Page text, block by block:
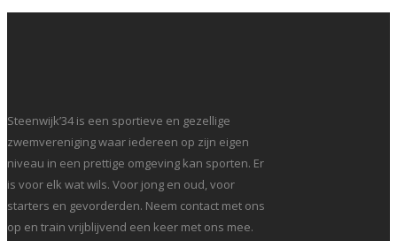
Steenwijk’34 is een sportieve en gezellige
zwemvereniging waar iedereen op zijn eigen
niveau in een prettige omgeving kan sporten. Er
is voor elk wat wils. Voor jong en oud, voor
starters en gevorderden. Neem contact met ons
op en train vrijblijvend een keer met ons mee.